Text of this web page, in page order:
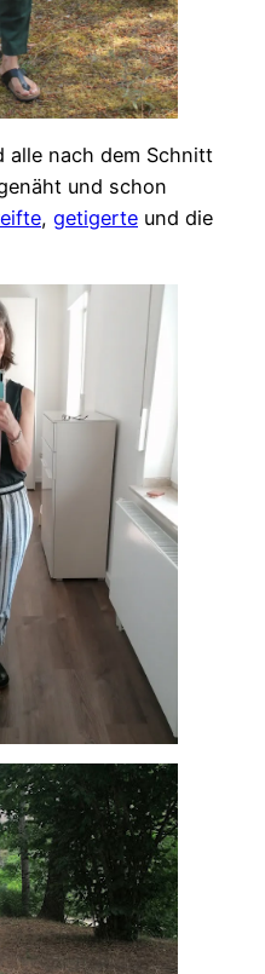
alle nach dem Schnitt
und schon
, getigerte und die